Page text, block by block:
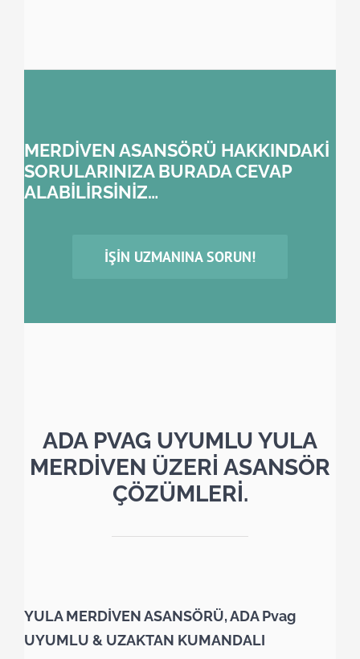
MERDİVEN ASANSÖRÜ HAKKINDAKİ
SORULARINIZA BURADA CEVAP
ALABİLİRSİNİZ…
İŞIN UZMANINA SORUN!
ADA PVAG UYUMLU YULA
MERDİVEN ÜZERİ ASANSÖR
ÇÖZÜMLERİ.
YULA MERDİVEN ASANSÖRÜ, ADA Pvag
UYUMLU & UZAKTAN KUMANDALI